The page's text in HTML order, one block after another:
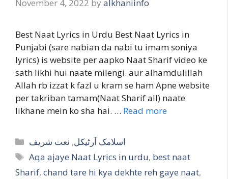
November 4, 2022 by alkhaniinfo
Best Naat Lyrics in Urdu Best Naat Lyrics in
Punjabi (sare nabian da nabi tu imam soniya
lyrics) is website per aapko Naat Sharif video ke
sath likhi hui naate milengi. aur alhamdulillah
Allah rb izzat k fazl u kram se ham Apne website
per takriban tamam(Naat Sharif all) naate
likhane mein ko sha hai. … Read more
Categories اسلامک آرٹیکل, نعت شریف
Tags
Aqa ajaye Naat Lyrics in urdu, best naat
Sharif, chand tare hi kya dekhte reh gaye naat,